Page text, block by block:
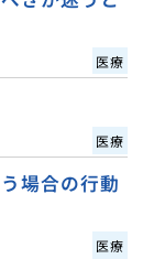
医療
医療
場合の行動
医療